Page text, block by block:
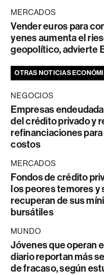
MERCADOS
Vender euros para
yenes aumenta el
geopolítico, advierte
OTRAS NOTICIAS
NEGOCIOS
Empresas
del crédito privado y
refinanciaciones
costos
MERCADOS
Fondos de crédito
los peores temores y
recuperan de sus
bursátiles
MUNDO
Jóvenes que operan
diario reportan más
de fracaso, según